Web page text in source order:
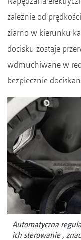
zależnie od
ziarno w kierunku
docisku zostaje
wdmuchiwane w
bezpiecznie
Automatyczna
ich sterowanie ,